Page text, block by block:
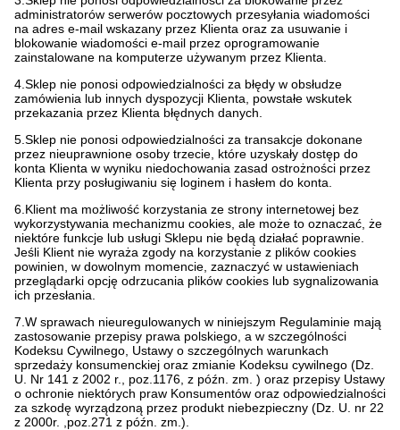
administratorów serwerów pocztowych przesyłania wiadomości
na adres e-mail wskazany przez Klienta oraz za usuwanie i
blokowanie wiadomości e-mail przez oprogramowanie
zainstalowane na komputerze używanym przez Klienta.
4.Sklep nie ponosi odpowiedzialności za błędy w obsłudze
zamówienia lub innych dyspozycji Klienta, powstałe wskutek
przekazania przez Klienta błędnych danych.
5.Sklep nie ponosi odpowiedzialności za transakcje dokonane
przez nieuprawnione osoby trzecie, które uzyskały dostęp do
konta Klienta w wyniku niedochowania zasad ostrożności przez
Klienta przy posługiwaniu się loginem i hasłem do konta.
6.Klient ma możliwość korzystania ze strony internetowej bez
wykorzystywania mechanizmu cookies, ale może to oznaczać, że
niektóre funkcje lub usługi Sklepu nie będą działać poprawnie.
Jeśli Klient nie wyraża zgody na korzystanie z plików cookies
powinien, w dowolnym momencie, zaznaczyć w ustawieniach
przeglądarki opcję odrzucania plików cookies lub sygnalizowania
ich przesłania.
7.W sprawach nieuregulowanych w niniejszym Regulaminie mają
zastosowanie przepisy prawa polskiego, a w szczególności
Kodeksu Cywilnego, Ustawy o szczególnych warunkach
sprzedaży konsumenckiej oraz zmianie Kodeksu cywilnego (Dz.
U. Nr 141 z 2002 r., poz.1176, z późn. zm. ) oraz przepisy Ustawy
o ochronie niektórych praw Konsumentów oraz odpowiedzialności
za szkodę wyrządzoną przez produkt niebezpieczny (Dz. U. nr 22
z 2000r. ,poz.271 z późn. zm.).